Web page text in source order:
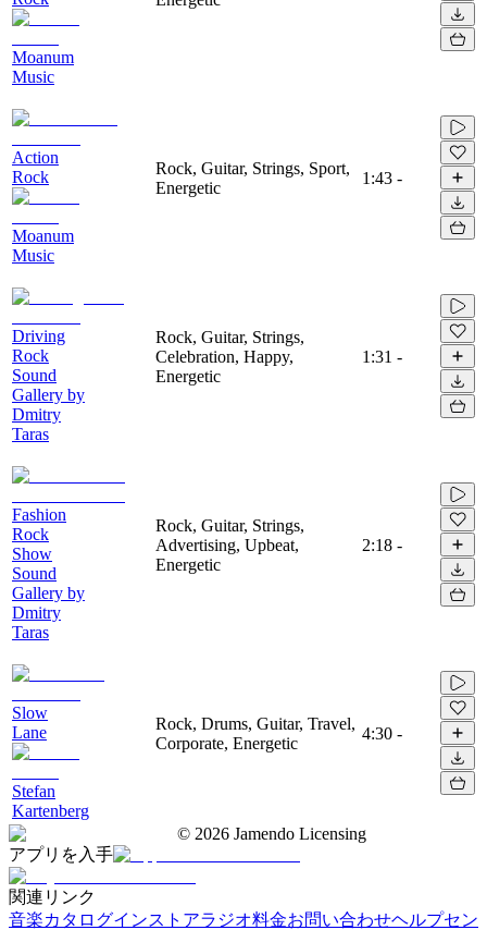
Moanum
Music
Action
Rock
Moanum
Music
Rock, Guitar, Strings, Sport,
Energetic
1:43 -
Driving
Rock
Sound
Gallery by
Dmitry
Taras
Rock, Guitar, Strings,
Celebration, Happy,
Energetic
1:31 -
Fashion
Rock
Show
Sound
Gallery by
Dmitry
Taras
Rock, Guitar, Strings,
Advertising, Upbeat,
Energetic
2:18 -
Slow
Lane
Stefan
Kartenberg
Rock, Drums, Guitar, Travel,
Corporate, Energetic
4:30 -
© 2026 Jamendo Licensing
アプリを入手
関連リンク
音楽カタログインストアラジオ料金お問い合わせヘルプセン